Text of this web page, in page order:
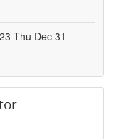
Thu Dec 31